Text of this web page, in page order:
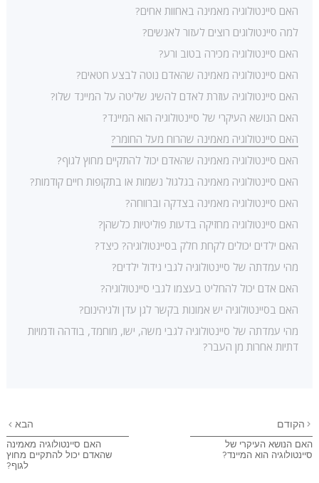
האם סיינטולוגיה מאמינה באחוות אחים?
למה סיינטולוגים רוצים לעזור לאנשים?
האם סיינטולוגיה מכירה בטוב ורע?
האם סיינטולוגיה מאמינה שהאדם נוטה לבצע חטאים?
האם סיינטולוגיה עוזרת לאדם להשיג שליטה על המיינד שלו?
האם הנושא העיקרי של סיינטולוגיה הוא המיינד?
האם סיינטולוגיה מאמינה שהרוח מעל החומר?
האם סיינטולוגיה מאמינה שהאדם יכול להתקיים מחוץ לגוף?
האם סיינטולוגיה מאמינה בגלגול נשמות או בתקופות חיים קודמות?
האם סיינטולוגיה מאמינה בצדקה וברווחה?
האם סיינטולוגיה מחזיקה בדעות פוליטיות כלשהן?
האם ילדים יכולים לקחת חלק בסיינטולוגיה? כיצד?
מהי עמדתה של סיינטולוגיה לגבי גידול ילדים?
האם אדם יכול להחליט בעצמו לגבי סיינטולוגיה?
האם בסיינטולוגיה יש אמונות בקשר לגן עדן ולגיהינום?
מהי עמדתה של סיינטולוגיה לגבי משה, ישו, מוחמד, בודהה ודמויות
דתיות אחרות מן העבר?
הקודם
האם הנושא העיקרי של
סיינטולוגיה הוא המיינד?
הבא
האם סיינטולוגיה מאמינה
שהאדם יכול להתקיים מחוץ
לגוף?